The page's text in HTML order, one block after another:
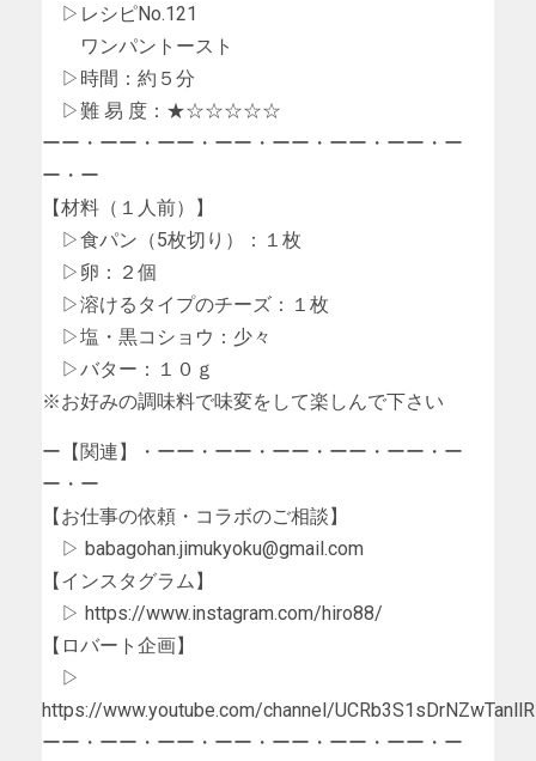
▷レシピNo.121
ワンパントースト
▷時間：約５分
▷難 易 度：★☆☆☆☆☆
ーー・ーー・ーー・ーー・ーー・ーー・ーー・ー
ー・ー
【材料（１人前）】
▷食パン（5枚切り）：１枚
▷卵：２個
▷溶けるタイプのチーズ：１枚
▷塩・黒コショウ：少々
▷バター：１０ｇ
※お好みの調味料で味変をして楽しんで下さい
ー【関連】・ーー・ーー・ーー・ーー・ーー・ー
ー・ー
【お仕事の依頼・コラボのご相談】
▷ babagohan.jimukyoku@gmail.com
【インスタグラム】
▷ https://www.instagram.com/hiro88/
【ロバート企画】
▷
https://www.youtube.com/channel/
ーー・ーー・ーー・ーー・ーー・ーー・ーー・ー